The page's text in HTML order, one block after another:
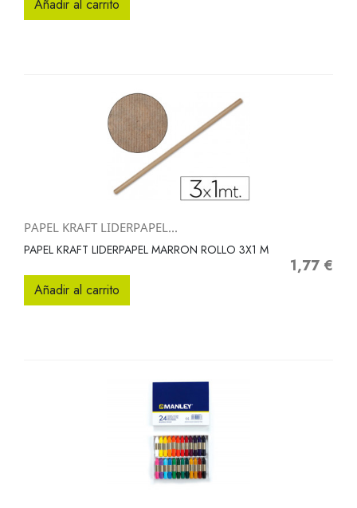
Añadir al carrito
PAPEL KRAFT LIDERPAPEL...
PAPEL KRAFT LIDERPAPEL MARRON ROLLO 3X1 M
Precio
1,77 €
Añadir al carrito